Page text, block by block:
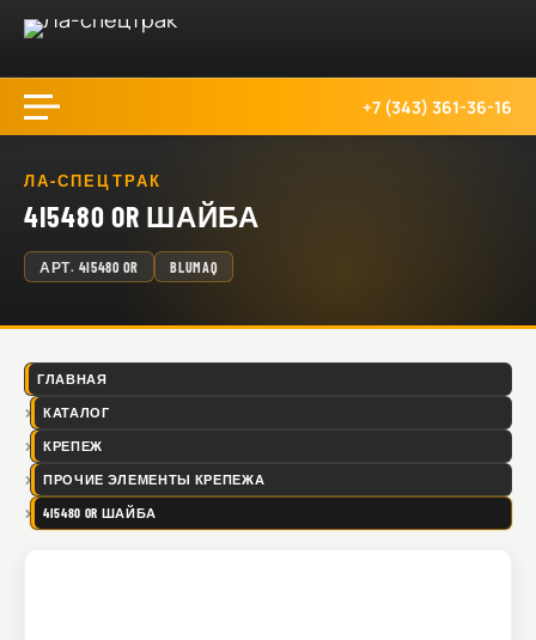
+7 (343) 361-36-16
ЛА-СПЕЦТРАК
4I5480 OR ШАЙБА
АРТ. 4I5480 OR BLUMAQ
ГЛАВНАЯ
КАТАЛОГ
КРЕПЕЖ
ПРОЧИЕ ЭЛЕМЕНТЫ КРЕПЕЖА
4I5480 OR ШАЙБА